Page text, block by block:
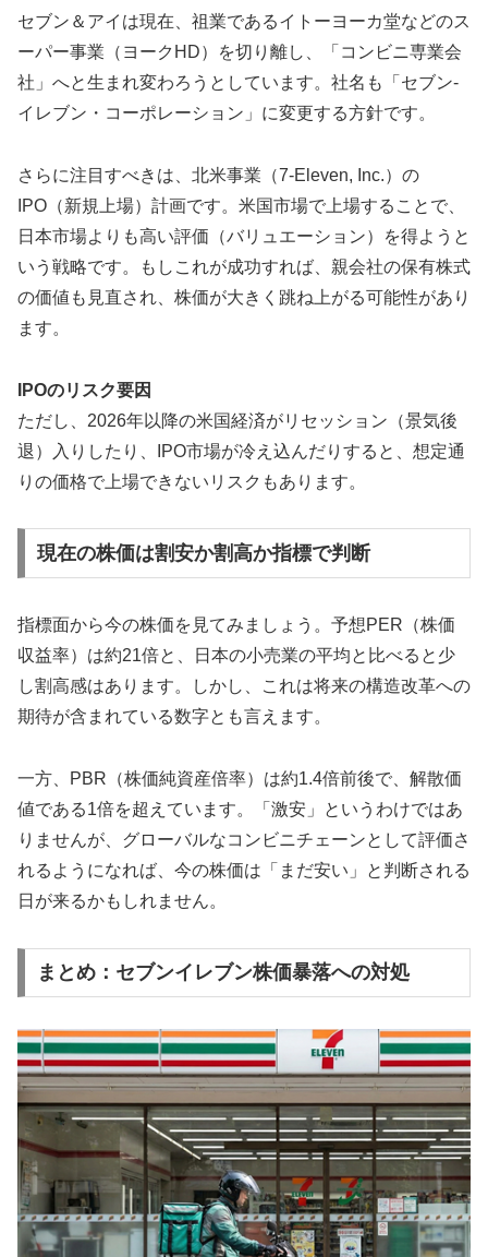
セブン＆アイは現在、祖業であるイトーヨーカ堂などのス
ーパー事業（ヨークHD）を切り離し、「コンビニ専業会
社」へと生まれ変わろうとしています。社名も「セブン-
イレブン・コーポレーション」に変更する方針です。
さらに注目すべきは、北米事業（7-Eleven, Inc.）の
IPO（新規上場）計画です。米国市場で上場することで、
日本市場よりも高い評価（バリュエーション）を得ようと
いう戦略です。もしこれが成功すれば、親会社の保有株式
の価値も見直され、株価が大きく跳ね上がる可能性があり
ます。
IPOのリスク要因
ただし、2026年以降の米国経済がリセッション（景気後
退）入りしたり、IPO市場が冷え込んだりすると、想定通
りの価格で上場できないリスクもあります。
現在の株価は割安か割高か指標で判断
指標面から今の株価を見てみましょう。予想PER（株価
収益率）は約21倍と、日本の小売業の平均と比べると少
し割高感はあります。しかし、これは将来の構造改革への
期待が含まれている数字とも言えます。
一方、PBR（株価純資産倍率）は約1.4倍前後で、解散価
値である1倍を超えています。「激安」というわけではあ
りませんが、グローバルなコンビニチェーンとして評価さ
れるようになれば、今の株価は「まだ安い」と判断される
日が来るかもしれません。
まとめ：セブンイレブン株価暴落への対処